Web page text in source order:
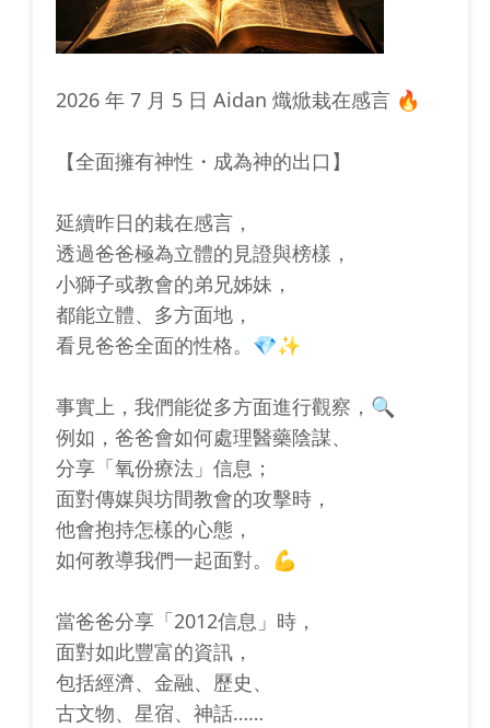
2026 年 7 月 5 日 Aidan 熾焮栽在感言 🔥
【全面擁有神性・成為神的出口】
延續昨日的栽在感言，
透過爸爸極為立體的見證與榜樣，
小獅子或教會的弟兄姊妹，
都能立體、多方面地，
看見爸爸全面的性格。💎✨
事實上，我們能從多方面進行觀察，🔍
例如，爸爸會如何處理醫藥陰謀、
分享「氧份療法」信息；
面對傳媒與坊間教會的攻擊時，
他會抱持怎樣的心態，
如何教導我們一起面對。💪
當爸爸分享「2012信息」時，
面對如此豐富的資訊，
包括經濟、金融、歷史、
古文物、星宿、神話……